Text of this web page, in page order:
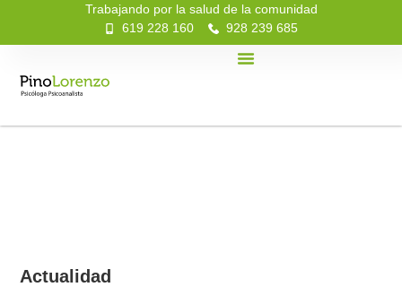
Trabajando por la salud de la comunidad
619 228 160
928 239 685
Actualidad